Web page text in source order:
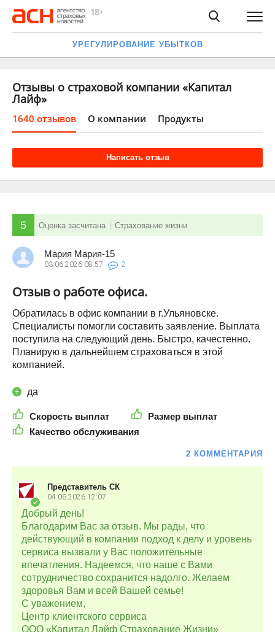
УРЕГУЛИРОВАНИЕ УБЫТКОВ
Отзывы о страховой компании «Капитал
Лайф»
1640 отзывов О компании Продукты
Написать отзыв
5 Оценка засчитана Страхование жизни
Мария Мария-15
03.06.2026 08:57 2
Отзыв о работе офиса.
Обратилась в офис компании в г.Ульяновске.
Специалисты помогли составить заявление. Выплата
поступила на следующий день. Быстро, качестенно.
Планирую в дальнейшем страховаться в этой
компанией.
да
Скорость выплат
Размер выплат
Качество обслуживания
2 КОММЕНТАРИЯ
Представитель СК
04.06.2026 12:07
Добрый день!
Благодарим Вас за отзыв. Мы рады, что
действующий в компании подход к делу и уровень
сервиса вызвали у Вас положительные
впечатления. Надеемся, что наше с Вами
сотрудничество сохранится надолго. Желаем
здоровья Вам и всей Вашей семье!
С уважением,
Центр клиентского сервиса
ООО «Капитал Лайф Страхование Жизни»